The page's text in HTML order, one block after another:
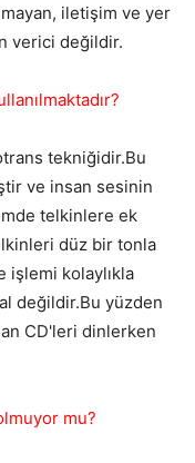
iletişim ve yer
verici değildir.
tekniğidir.Bu
ve insan sesinin
telkinlere ek
düz bir tonla
işlemi kolaylıkla
değildir.Bu yüzden
CD'leri dinlerken
mu?